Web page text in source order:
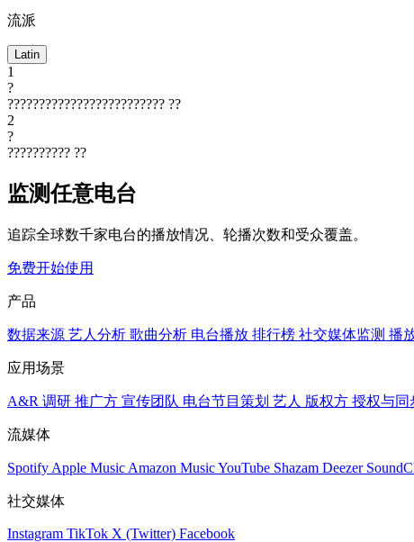
流派
Latin
1
?
????????????????????????? ??
2
?
?????????? ??
监测任意电台
追踪全球数千家电台的播放情况、轮播次数和受众覆盖。
免费开始使用
产品
数据来源 艺人分析 歌曲分析 电台播放 排行榜 社交媒体监测 播
应用场景
A&R 调研 推广方 宣传团队 电台节目策划 艺人 版权方 授权与同
流媒体
Spotify Apple Music Amazon MusicYouTube Shazam Deezer
社交媒体
Instagram TikTok X (Twitter) Facebook